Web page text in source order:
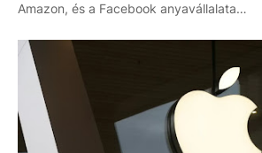
Amazon, és a Facebook anyavállalata…